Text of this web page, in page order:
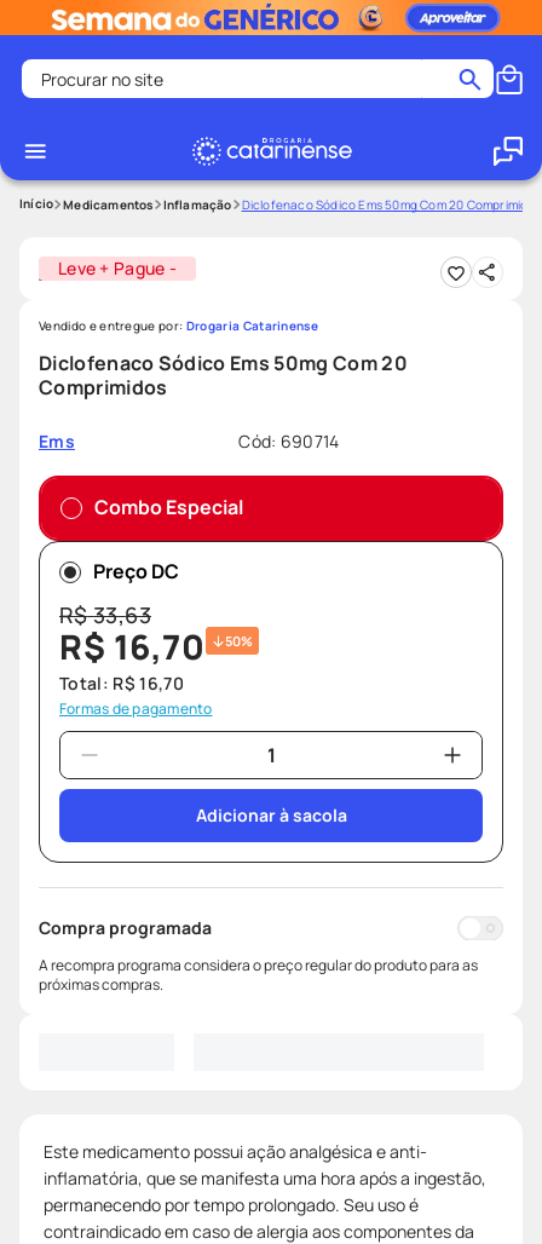
Procurar no site
1
2º
medley
4º
tadalafila
5º
ozivy
6º
lenço umedecido
7º
protetor solar
8º
9º
fralda pampers
º teste gravidez
Medicamentos Inflamação Diclofenaco Sódico Ems 50mg Com 20 Comprimidos
Leve + Pague -
Diclofenaco Sódico Ems 50mg Com 20
Comprimidos
Ems Cód: 690714
Vendido e entregue por: Drogaria Catarinense
Combo Especial
Preço DC
R$33,63
R$ 16,70 50%
Total: R$ 16,70
Formas de pagamento
Adicionar à sacola
Compra programada
A recompra programa considera o preço regular do produto para as
próximas compras.
Este medicamento possui ação analgésica e anti-
inflamatória, que se manifesta uma hora após a ingestão,
permanecendo por tempo prolongado. Seu uso é
contraindicado em caso de alergia aos componentes da